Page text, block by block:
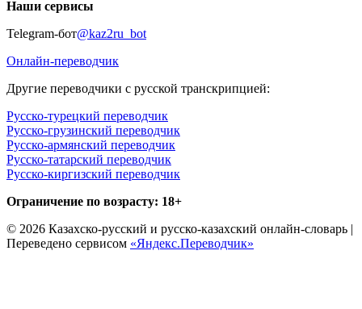
Наши сервисы
Telegram-бот@kaz2ru_bot
Онлайн-переводчик
Другие переводчики с русской транскрипцией:
Русско-турецкий переводчик
Русско-грузинский переводчик
Русско-армянский переводчик
Русско-татарский переводчик
Русско-киргизский переводчик
Ограничение по возрасту: 18+
© 2026 Казахско-русский и русско-казахский онлайн-словарь |
Переведено сервисом «Яндекс.Переводчик»